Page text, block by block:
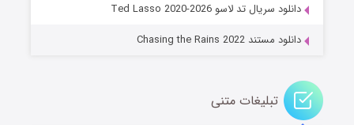
دانلود سریال تد لاسو Ted Lasso 2020-2026
دانلود مستند Chasing the Rains 2022
تبلیغات متنی